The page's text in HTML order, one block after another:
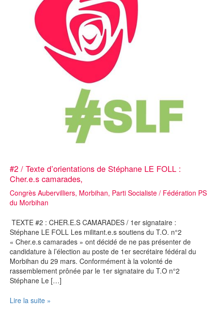
#2 / Texte d’orientations de Stéphane LE FOLL :
Cher.e.s camarades,
Congrès Aubervilliers, Morbihan, Parti Socialiste / Fédération PS
du Morbihan
TEXTE #2 : CHER.E.S CAMARADES / 1er signataire :
Stéphane LE FOLL Les militant.e.s soutiens du T.O. n°2
« Cher.e.s camarades » ont décidé de ne pas présenter de
candidature à l’élection au poste de 1er secrétaire fédéral du
Morbihan du 29 mars. Conformément à la volonté de
rassemblement prônée par le 1er signataire du T.O n°2
Stéphane Le […]
#2
Lire la suite »